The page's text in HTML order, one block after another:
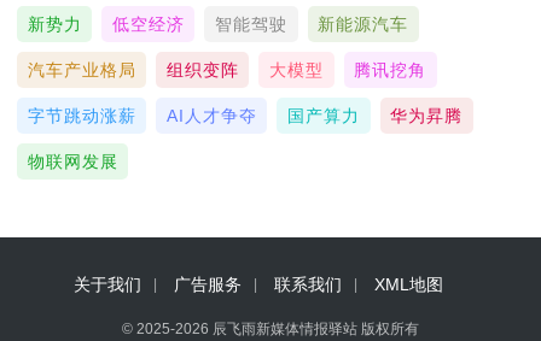
新势力 低空经济 智能驾驶 新能源汽车
汽车产业格局 组织变阵 大模型 腾讯挖角
字节跳动涨薪 AI人才争夺 国产算力 华为昇腾
物联网发展
关于我们 广告服务 联系我们 XML地图
© 2025-2026 辰飞雨新媒体情报驿站 版权所有